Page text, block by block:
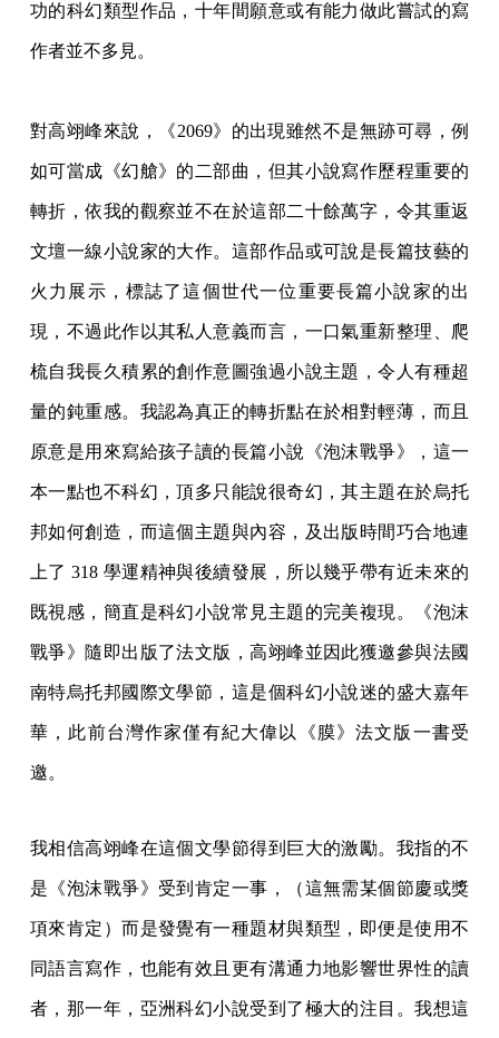
功的科幻類型作品，十年間願意或有能力做此嘗試的寫
作者並不多見。
對高翊峰來說，《2069》的出現雖然不是無跡可尋，例
如可當成《幻艙》的二部曲，但其小說寫作歷程重要的
轉折，依我的觀察並不在於這部二十餘萬字，令其重返
文壇一線小說家的大作。這部作品或可說是長篇技藝的
火力展示，標誌了這個世代一位重要長篇小說家的出
現，不過此作以其私人意義而言，一口氣重新整理、爬
梳自我長久積累的創作意圖強過小說主題，令人有種超
量的鈍重感。我認為真正的轉折點在於相對輕薄，而且
原意是用來寫給孩子讀的長篇小說《泡沫戰爭》，這一
本一點也不科幻，頂多只能說很奇幻，其主題在於烏托
邦如何創造，而這個主題與內容，及出版時間巧合地連
上了 318 學運精神與後續發展，所以幾乎帶有近未來的
既視感，簡直是科幻小說常見主題的完美複現。《泡沫
戰爭》隨即出版了法文版，高翊峰並因此獲邀參與法國
南特烏托邦國際文學節，這是個科幻小說迷的盛大嘉年
華，此前台灣作家僅有紀大偉以《膜》法文版一書受
邀。
我相信高翊峰在這個文學節得到巨大的激勵。我指的不
是《泡沫戰爭》受到肯定一事，（這無需某個節慶或獎
項來肯定）而是發覺有一種題材與類型，即便是使用不
同語言寫作，也能有效且更有溝通力地影響世界性的讀
者，那一年，亞洲科幻小說受到了極大的注目。我想這